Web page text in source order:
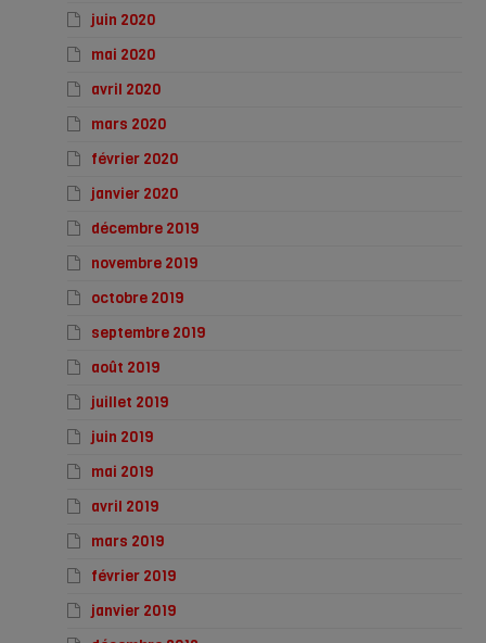
juin 2020
mai 2020
avril 2020
mars 2020
février 2020
janvier 2020
décembre 2019
novembre 2019
octobre 2019
septembre 2019
août 2019
juillet 2019
juin 2019
mai 2019
avril 2019
mars 2019
février 2019
janvier 2019